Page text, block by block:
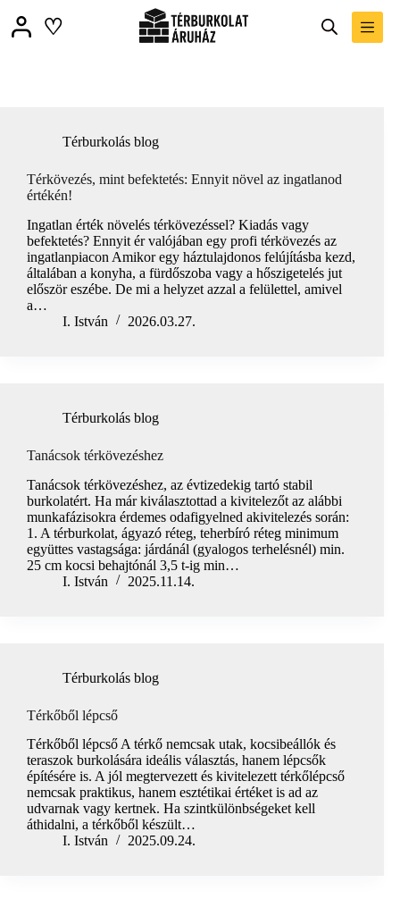
content
♡
Térburkolás blog
Térkövezés, mint befektetés: Ennyit növel az ingatlanod
értékén!
Ingatlan érték növelés térkövezéssel? Kiadás vagy
befektetés? Ennyit ér valójában egy profi térkövezés az
ingatlanpiacon Amikor egy háztulajdonos felújításba kezd,
általában a konyha, a fürdőszoba vagy a hőszigetelés jut
először eszébe. De mi a helyzet azzal a felülettel, amivel
a…
I. István
2026.03.27.
Térburkolás blog
Tanácsok térkövezéshez
Tanácsok térkövezéshez, az évtizedekig tartó stabil
burkolatért. Ha már kiválasztottad a kivitelezőt az alábbi
munkafázisokra érdemes odafigyelned akivitelezés során:
1. A térburkolat, ágyazó réteg, teherbíró réteg minimum
együttes vastagsága: járdánál (gyalogos terhelésnél) min.
25 cm kocsi behajtónál 3,5 t-ig min…
I. István
2025.11.14.
Térburkolás blog
Térkőből lépcső
Térkőből lépcső A térkő nemcsak utak, kocsibeállók és
teraszok burkolására ideális választás, hanem lépcsők
építésére is. A jól megtervezett és kivitelezett térkőlépcső
nemcsak praktikus, hanem esztétikai értéket is ad az
udvarnak vagy kertnek. Ha szintkülönbségeket kell
áthidalni, a térkőből készült…
I. István
2025.09.24.